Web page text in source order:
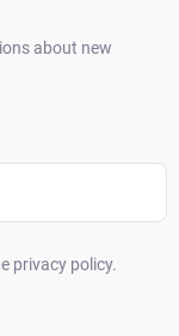
about new
privacy policy.